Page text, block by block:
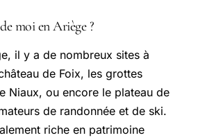
moi en Ariège ?
il y a de nombreux sites à
de Foix, les grottes
Niaux, ou encore le plateau de
de randonnée et de ski.
riche en patrimoine